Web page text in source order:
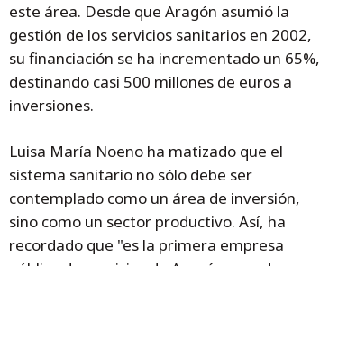
este área. Desde que Aragón asumió la
gestión de los servicios sanitarios en 2002,
su financiación se ha incrementado un 65%,
destinando casi 500 millones de euros a
inversiones.
Luisa María Noeno ha matizado que el
sistema sanitario no sólo debe ser
contemplado como un área de inversión,
sino como un sector productivo. Así, ha
recordado que "es la primera empresa
pública de servicios de Aragón, que da